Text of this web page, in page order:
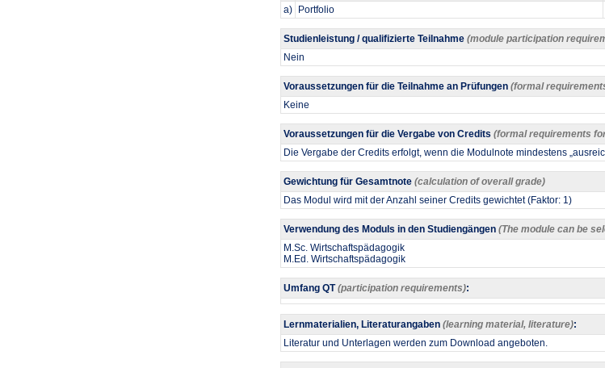
a)
Portfolio
Studienleistung / qualifizierte Teilnahme (module participation
Nein
Voraussetzungen für die Teilnahme an Prüfungen (formal
Keine
Voraussetzungen für die Vergabe von Credits (formal requirements
Die Vergabe der Credits erfolgt, wenn die Modulnote mindestens
Gewichtung für Gesamtnote (calculation of overall grade)
Das Modul wird mit der Anzahl seiner Credits gewichtet (Faktor: 1)
Verwendung des Moduls in den Studiengängen (The module can be
M.Sc. Wirtschaftspädagogik
M.Ed. Wirtschaftspädagogik
Umfang QT(participation requirements):
Lernmaterialien, Literaturangaben (learning material, literature):
Literatur und Unterlagen werden zum Download angeboten.